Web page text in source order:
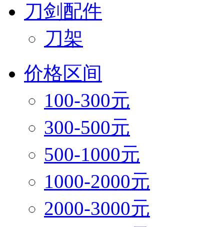
刀剑配件
刀架
价格区间
100-300元
300-500元
500-1000元
1000-2000元
2000-3000元